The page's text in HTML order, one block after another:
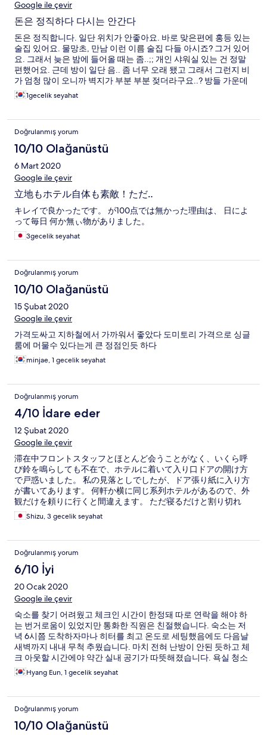
Google ile çevir
돈은 정직하다 다시는 안간다
돈은 정직합니다. 일단 위치가 안좋아요. 바로 맞은편에 홍등 있는
술집 있어요. 물망초, 만남 이런 이름 술집 다들 아시죠? 그거 있어
요. 그래서 늦은 밤에 들어올 때는 좀..;; 개인 샤워실 있는 건 정말
편했어요. 근데 방이 일단 음.. 좀 너무 오래 됐고 그래서 그런지 비
가 엄청 많이 오니까 벽지가 부분 부분 젖더라구요..? 방들 가운데
로비(?)라고 부르기도 뭐 하지만 무튼 중앙부에 지붕이 아크릴판
같은 걸로 돼 있어서 비 진짜 많이 오면 빗소리 때문에 잠을 잘 수가
짜 많이 설쳤어요.. 그리고 이불의 문제인지 방 자체의 문제인지 자
고 일어나니까 몸 군데 군데 엄청 조그맣게 벌레 물린 자국이 많았
어요.. 진드긴지 뭔지 모르겠는데 무튼 진짜 찝찝해요.. 들어가면
어매니티로 일회용 칫솔 치약세트는 주십니다.. 이 가격에 싱글룸
인건 좋지만.. 전 다시는 안 올겁니다 그냥 이 돈으로 도미토리 가
거나 돈 더 주고 다른 데 갈래요..
1gecelik seyahat
Doğrulanmış yorum
10/10 Olağanüstü
6 Mart 2020
Google ile çevir
立地もホテル自体も素敵！ただ‥
キレイで良かったです。 が100点では無かった理由は、 日によ
って毎日 何か無ぃ物がありました。
3gecelik seyahat
Doğrulanmış yorum
10/10 Olağanüstü
15 Şubat 2020
Google ile çevir
가격도싸고 지하철에서 가까워서 좋았다 도미토리 가격으로 싱글
룸에 머물수 있다는게 큰 정점인듯 하다
minjae, 1 gecelik seyahat
Doğrulanmış yorum
4/10 İdare eder
12 Şubat 2020
Google ile çevir
滞在中フロントスタッフとほとんど会うことがなく、いくら呼
び鈴を鳴らしても不在で、ホテルに着いて入り口ドアの開け方
で戸惑いました。 私の見落としでしたが、ドア張り紙に入り方
が書いてあります。 何軒か横に同じ系列ホテルがあるので、外
観だけを頼りに行くと間違えます。 ただ寝るだけと割り切れ
ば、値段とリッチは文句なしです。
Shizu, 3 gecelik seyahat
Doğrulanmış yorum
6/10 İyi
20 Ocak 2020
Google ile çevir
숙소를 찾기 어려웠고 체크인 시간이 한정돼 따로 연락을 해야 하
는 번거로움이 있었지만 통화한 직원은 친절했습니다. 숙소는 저
녁 6시쯤 도착하자마나 히터를 최고 온도로 세팅했음에도 다음날
새벽까지 내내 무척 추웠습니다. 마치 전혀 난방이 안된 듯하고 체
크 아웃할 시간에야 약간 실내 공기가 따뜻해졌습니다. 욕실 청소
가 덜 돼 있고 변기가 저절로 주기적으로 범람해 교체가 요구됩니
다.
Hyang Eun, 1 gecelik seyahat
Doğrulanmış yorum
10/10 Olağanüstü